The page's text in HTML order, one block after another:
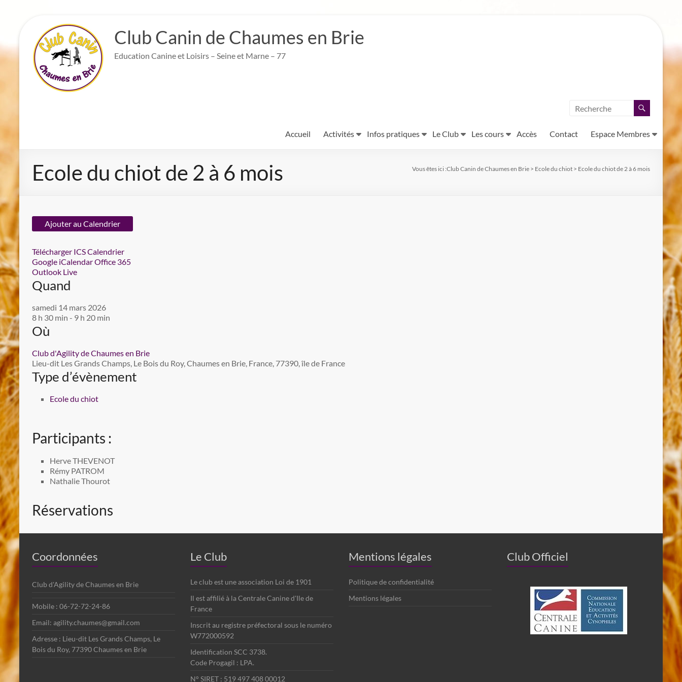
contenu
Club Canin de Chaumes en Brie
Education Canine et Loisirs – Seine et Marne – 77
Accueil Activités Infos pratiques Le Club Les cours Accès Contact Espace Membres
Ecole du chiot de 2 à 6 mois Vous êtes ici :Club Canin de Chaumes en Brie > Ecole du chiot > Ecole du chiot de 2 à 6 mois
Ajouter au Calendrier
Télécharger ICSCalendrier
Google iCalendarOffice 365
Outlook Live
Quand
samedi 14 mars 2026
8 h 30 min - 9 h 20 min
Où
Club d'Agility de Chaumes en Brie
Lieu-dit Les Grands Champs, Le Bois du Roy, Chaumes en Brie, France, 77390, île de France
Type d’évènement
Ecole du chiot
Participants :
Herve THEVENOT
Rémy PATROM
Nathalie Thourot
Réservations
Coordonnées
Club d'Agility de Chaumes en Brie
Mobile : 06-72-72-24-86
Email: agility.chaumes@gmail.com
Adresse : Lieu-dit Les Grands Champs, Le
Bois du Roy, 77390 Chaumes en Brie
Le Club
Le club est une association Loi de 1901
Il est affilié à la Centrale Canine d'Ile de
France
Inscrit au registre préfectoral sous le numéro
W772000592
Identification SCC 3738.
Code Progagil : LPA.
N° SIRET : 519 497 408 00012
Mentions légales
Politique de confidentialité
Mentions légales
Club Officiel